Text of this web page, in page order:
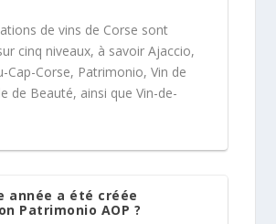
de vins de Corse sont
cinq niveaux, à savoir Ajaccio,
Cap-Corse, Patrimonio, Vin de
de Beauté, ainsi que Vin-de-
année a été créée
Patrimonio AOP ?